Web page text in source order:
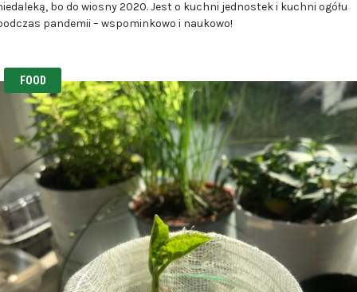
bo do wiosny 2020. Jest o kuchni jednostek i kuchni ogółu
pandemii – wspominkowo i naukowo!
FOOD